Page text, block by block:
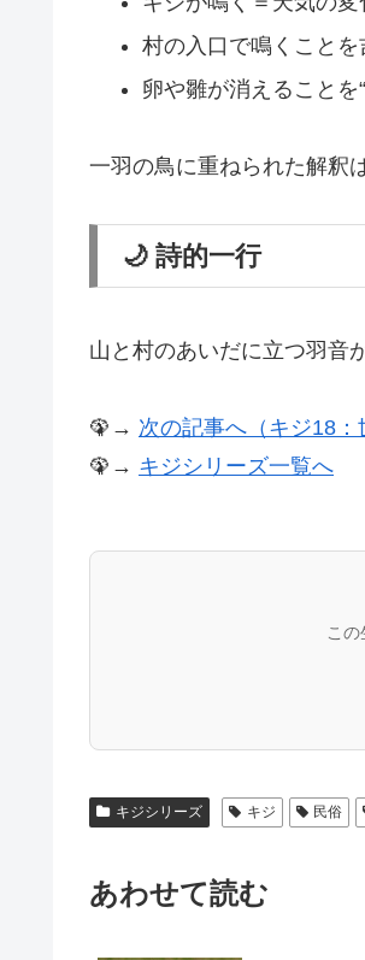
村の入口で鳴くこと
卵や雛が消えることを
一羽の鳥に重ねられた解釈
🌙 詩的一行
山と村のあいだに立つ羽音
🦚→ 次の記事へ（キジ18
🦚→ キジシリーズ一覧へ
こ
キジシリーズ キジ 民俗
あわせて読む